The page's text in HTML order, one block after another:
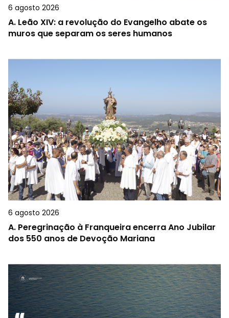
6 agosto 2026
A. Leão XIV: a revolução do Evangelho abate os
muros que separam os seres humanos
6 agosto 2026
A. Peregrinação à Franqueira encerra Ano Jubilar
dos 550 anos de Devoção Mariana